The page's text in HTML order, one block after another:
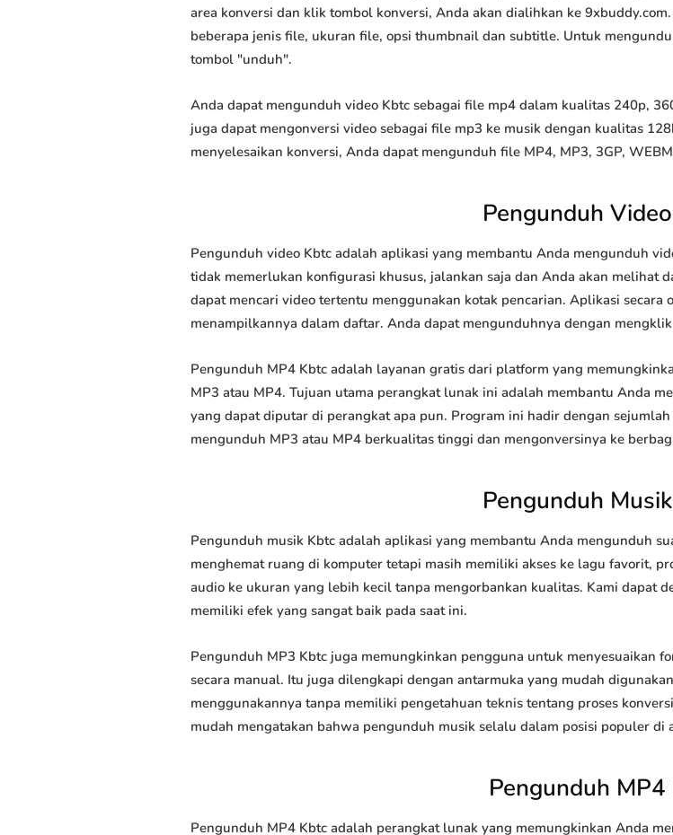
area konversi dan klik tombol konversi, Anda akan dialihkan ke
beberapa jenis file, ukuran file, opsi thumbnail dan subtitle. Untuk
tombol "unduh".
Anda dapat mengunduh video Kbtc sebagai file mp4 dalam kualitas 240p,
juga dapat mengonversi video sebagai file mp3 ke musik dengan kualitas
menyelesaikan konversi, Anda dapat mengunduh file MP4, MP3, 3GP,
Pengunduh
Pengunduh video Kbtc adalah aplikasi yang membantu Anda mengunduh
tidak memerlukan konfigurasi khusus, jalankan saja dan Anda akan melihat
dapat mencari video tertentu menggunakan kotak pencarian. Aplikasi secara
menampilkannya dalam daftar. Anda dapat mengunduhnya dengan
Pengunduh MP4 Kbtc adalah layanan gratis dari platform yang
MP3 atau MP4. Tujuan utama perangkat lunak ini adalah membantu Anda
yang dapat diputar di perangkat apa pun. Program ini hadir dengan
mengunduh MP3 atau MP4 berkualitas tinggi dan mengonversinya ke
Pengunduh
Pengunduh musik Kbtc adalah aplikasi yang membantu Anda mengunduh
menghemat ruang di komputer tetapi masih memiliki akses ke lagu favorit,
audio ke ukuran yang lebih kecil tanpa mengorbankan kualitas. Kami dapat
memiliki efek yang sangat baik pada saat ini.
Pengunduh MP3 Kbtc juga memungkinkan pengguna untuk menyesuaikan
secara manual. Itu juga dilengkapi dengan antarmuka yang mudah
menggunakannya tanpa memiliki pengetahuan teknis tentang proses
mudah mengatakan bahwa pengunduh musik selalu dalam posisi populer di
Pengunduh MP4
Pengunduh MP4 Kbtc adalah perangkat lunak yang memungkinkan Anda